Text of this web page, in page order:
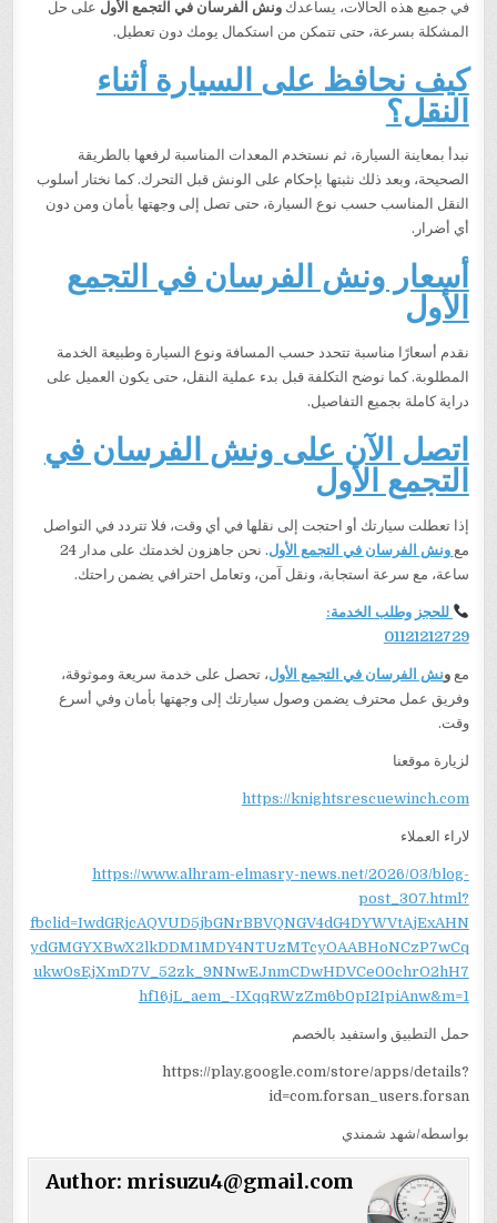
في جميع هذه الحالات، يساعدكونش الفرسان في التجمع الأول على حل
المشكلة بسرعة، حتى تتمكن من استكمال يومك دون تعطيل.
كيف نحافظ على السيارة أثناء
النقل؟
نبدأ بمعاينة السيارة، ثم نستخدم المعدات المناسبة لرفعها بالطريقة
الصحيحة، وبعد ذلك نثبتها بإحكام على الونش قبل التحرك. كما نختار أسلوب
النقل المناسب حسب نوع السيارة، حتى تصل إلى وجهتها بأمان ومن دون
أي أضرار.
أسعار ونش الفرسان في التجمع
الأول
نقدم أسعارًا مناسبة تتحدد حسب المسافة ونوع السيارة وطبيعة الخدمة
المطلوبة. كما نوضح التكلفة قبل بدء عملية النقل، حتى يكون العميل على
دراية كاملة بجميع التفاصيل.
اتصل الآن على ونش الفرسان في
التجمع الأول
إذا تعطلت سيارتك أو احتجت إلى نقلها في أي وقت، فلا تتردد في التواصل
مع ونش الفرسان في التجمع الأول
. نحن جاهزون لخدمتك على مدار 24
ساعة، مع سرعة استجابة، ونقل آمن، وتعامل احترافي يضمن راحتك.
للحجز وطلب الخدمة:
01121212729
معونش الفرسان في التجمع الأول، تحصل على خدمة سريعة وموثوقة،
وفريق عمل محترف يضمن وصول سيارتك إلى وجهتها بأمان وفي أسرع
وقت.
لزيارة موقعنا
https://knightsrescuewinch.com
لاراء العملاء
https://www.alhram-elmasry-news.net/2026/03/blog-
post_307.html?
fbclid=IwdGRjcAQVUD5jbGNrBBVQNGV4dG4DYWVtAjExAHN
ydGMGYXBwX2lkDDM1MDY4NTUzMTcyOAABHoNCzP7wCq
ukw0sEjXmD7V_52zk_9NNwEJnmCDwHDVCe00chrO2hH7
hf16jL_aem_-IXqqRWzZm6b0pI2IpiAnw&m=1
حمل التطبيق واستفيد بالخصم
https://play.google.com/store/apps/details?
id=com.forsan_users.forsan
بواسطه/شهد شمندي
Author: mrisuzu4@gmail.com